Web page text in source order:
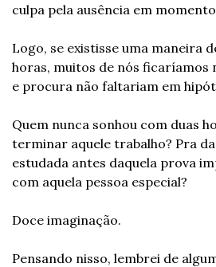
culpa pela ausência em
Logo, se existisse uma maneira
horas, muitos de nós ficaríamos
e procura não faltariam em
Quem nunca sonhou com duas
terminar aquele trabalho? Pra
estudada antes daquela prova
com aquela pessoa especial?
Doce imaginação.
Pensando nisso, lembrei de